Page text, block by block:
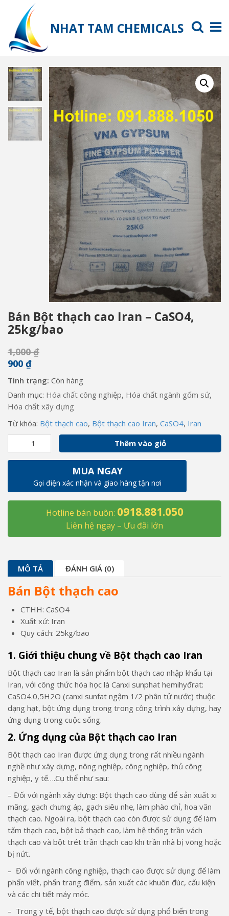
NHAT TAM CHEMICALS
Bán Bột thạch cao Iran – CaSO4,
25kg/bao
1,000₫
900 ₫
Tình trạng: Còn hàng
Danh mục: Hóa chất công nghiệp, Hóa chất ngành gốm sứ,
Hóa chất xây dựng
Từ khóa: Bột thạch cao, Bột thạch cao Iran, CaSO4, Iran
Bột
thạch
-
số
Thêm vào giỏ
MUA NGAY
Gọi điện xác nhận và giao hàng tận nơi
Hotline bán buôn: 0918.881.050
Liên hệ ngay – Ưu đãi lớn
MÔ TẢ ĐÁNH GIÁ (0)
Bán Bột thạch cao
CTHH: CaSO4
Xuất xứ: Iran
Quy cách: 25kg/bao
1. Giới thiệu chung về Bột thạch cao Iran
Bột thạch cao Iran là sản phẩm bột thạch cao nhập khẩu tại
Iran, với công thức hóa học là Canxi sunphat hemihyđrat:
CaSO4.0,5H2O (canxi sunfat ngậm 1/2 phân tử nước) thuộc
dạng hạt, bột ứng dụng trong trong công trình xây dựng, hay
ứng dụng trong cuộc sống.
2. Ứng dụng của Bột thạch cao Iran
Bột thạch cao Iran được ứng dụng trong rất nhiều ngành
nghề như xây dựng, nông nghiệp, công nghiệp, thủ công
nghiệp, y tế….Cụ thể như sau:
– Đối với ngành xây dựng: Bột thạch cao dùng để sản xuất xi
măng, gạch chưng áp, gạch siêu nhẹ, làm phào chỉ, hoa văn
thạch cao. Ngoài ra, bột thạch cao còn được sử dụng để làm
tấm thạch cao, bột bả thạch cao, làm hệ thống trần vách
thạch cao và bột trét trần thạch cao khi trần nhà bị võng hoặc
bị nứt.
– Đối với ngành công nghiệp, thạch cao được sử dụng để làm
phấn viết, phấn trang điểm, sản xuất các khuôn đúc, cấu kiện
và các chi tiết máy móc.
– Trong y tế, bột thạch cao được sử dụng phổ biến trong